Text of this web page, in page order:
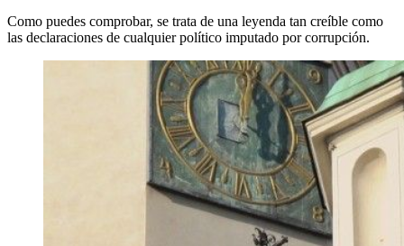
Como puedes comprobar, se trata de una leyenda tan creíble como
las declaraciones de cualquier político imputado por corrupción.